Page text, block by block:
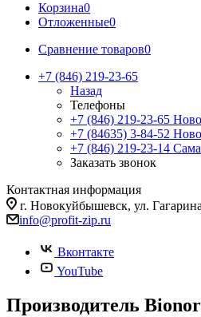
Корзина0
Отложенные0
Сравнение товаров0
+7 (846) 219-23-65
Назад
Телефоны
+7 (846) 219-23-65
+7 (84635) 3-84-52
+7 (846) 219-23-14
Заказать звонок
Контактная информация
г. Новокуйбышевск, ул.
info@profit-zip.ru
Вконтакте
YouTube
Производитель